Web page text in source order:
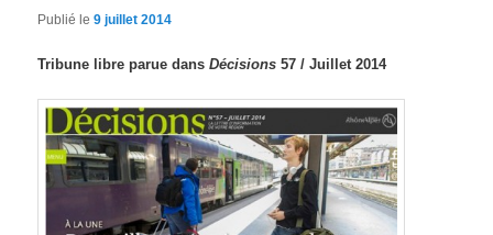
Publié le9 juillet 2014
Tribune libre parue dansDécisions 57 / Juillet 2014